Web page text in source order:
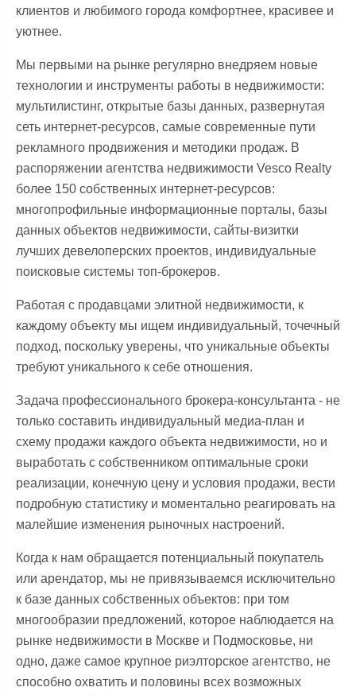
клиентов и любимого города комфортнее, красивее и
уютнее.
Мы первыми на рынке регулярно внедряем новые
технологии и инструменты работы в недвижимости:
мультилистинг, открытые базы данных, развернутая
сеть интернет-ресурсов, самые современные пути
рекламного продвижения и методики продаж. В
распоряжении агентства недвижимости Vesco Realty
более 150 собственных интернет-ресурсов:
многопрофильные информационные порталы, базы
данных объектов недвижимости, сайты-визитки
лучших девелоперских проектов, индивидуальные
поисковые системы топ-брокеров.
Работая с продавцами элитной недвижимости, к
каждому объекту мы ищем индивидуальный, точечный
подход, поскольку уверены, что уникальные объекты
требуют уникального к себе отношения.
Задача профессионального брокера-консультанта - не
только составить индивидуальный медиа-план и
схему продажи каждого объекта недвижимости, но и
выработать с собственником оптимальные сроки
реализации, конечную цену и условия продажи, вести
подробную статистику и моментально реагировать на
малейшие изменения рыночных настроений.
Когда к нам обращается потенциальный покупатель
или арендатор, мы не привязываемся исключительно
к базе данных собственных объектов: при том
многообразии предложений, которое наблюдается на
рынке недвижимости в Москве и Подмосковье, ни
одно, даже самое крупное риэлторское агентство, не
способно охватить и половины всех возможных